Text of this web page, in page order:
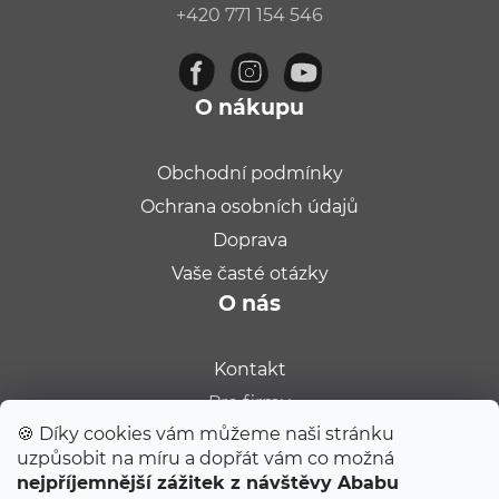
🍪 Díky cookies vám můžeme naši stránku
uzpůsobit na míru a dopřát vám co možná
nejpříjemnější zážitek z návštěvy Ababu
+420 771 154 546
O nákupu
Obchodní podmínky
Ochrana osobních údajů
Doprava
Vaše časté otázky
O nás
Kontakt
Pro firmy
Velkoobchod
Kariéra
POUKAZ 100 Kč